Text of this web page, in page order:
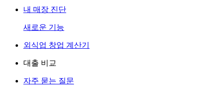
내 매장 진단
새로운 기능
외식업 창업 계산기
대출 비교
자주 묻는 질문